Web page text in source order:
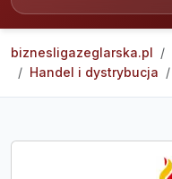
biznesligazeglarska.pl
Handel i dystrybucja